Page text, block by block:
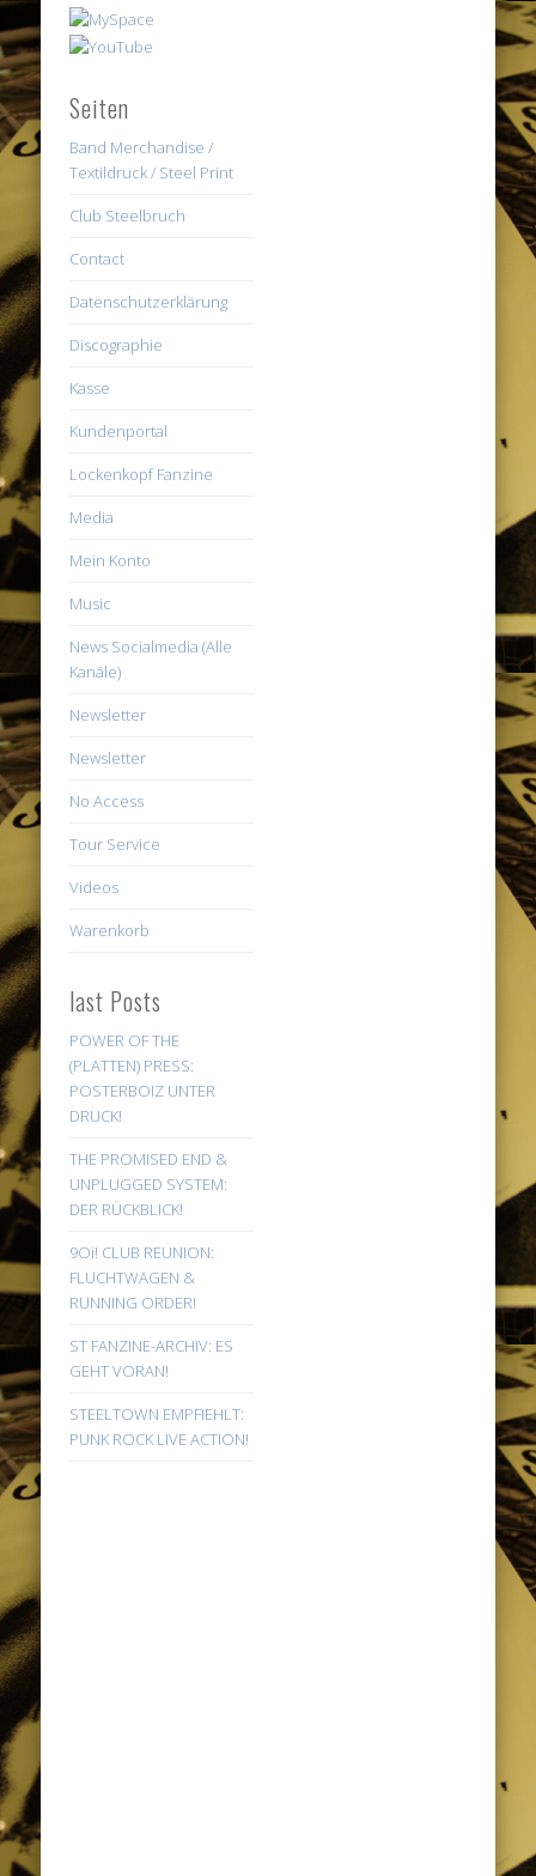
Seiten
Band Merchandise /
Textildruck / Steel Print
Club Steelbruch
Contact
Datenschutzerklärung
Discographie
Kasse
Kundenportal
Lockenkopf Fanzine
Media
Mein Konto
Music
News Socialmedia (Alle
Kanäle)
Newsletter
Newsletter
No Access
Tour Service
Videos
Warenkorb
last Posts
POWER OF THE
(PLATTEN) PRESS:
POSTERBOIZ UNTER
DRUCK!
THE PROMISED END &
UNPLUGGED SYSTEM:
DER RÜCKBLICK!
9Oi! CLUB REUNION:
FLUCHTWAGEN &
RUNNING ORDER!
ST FANZINE-ARCHIV: ES
GEHT VORAN!
STEELTOWN EMPFIEHLT:
PUNK ROCK LIVE ACTION!